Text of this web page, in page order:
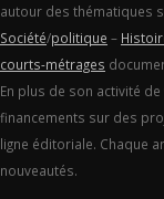
autour des thématiques
Société/politique –
courts-métrages
En plus de son activité
financements sur des
ligne éditoriale. Chaque
nouveautés.